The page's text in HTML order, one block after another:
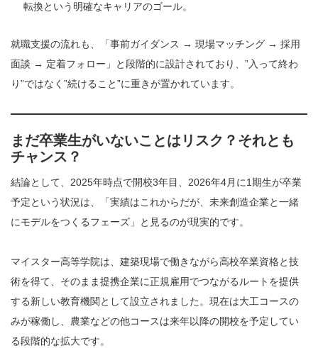
転換という明確なキャリアのゴール。
就職支援の流れも、「事前ガイダンス → 現場マッチング → 採用
面談 → 定着フォロー」と段階的に設計されており、”入って終わ
り”ではなく”続けること”に重きが置かれています。
まだ卒業生がいないことはリスク？それとも
チャンス？
結論として、2025年時点で開校3年目、2026年4月に1期生が卒業
予定という状況は、「実績はこれからだが、未来創造企業と一緒
にモデルをつくるフェーズ」と見るのが現実的です。
マイスター高等学院は、建築現場で働きながら高校卒業資格と技
術を得て、そのまま提携企業に正規雇用でつながるルートを提供
する新しい教育機関として設立されました。現在は大工コースの
みが稼働し、農業などの他コースは来年以降の開校を予定してい
る段階的な拡大です。